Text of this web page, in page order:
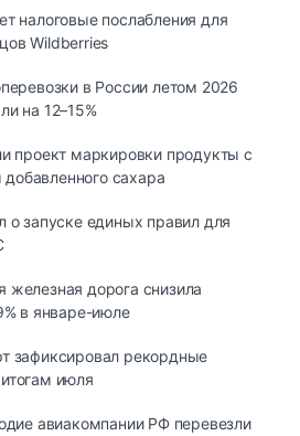
налоговые послабления для
Wildberries
в России летом 2026
на 12–15%
проект маркировки продукты с
сахара
о запуске единых правил для
дорога снизила
в январе-июле
зафиксировал рекордные
июля
авиакомпании РФ перевезли